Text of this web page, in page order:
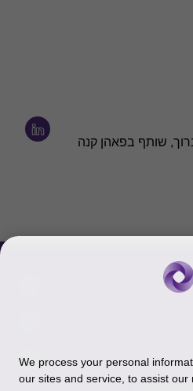
שותף בפאהן קנה
We process your personal
our sites and service, to assist